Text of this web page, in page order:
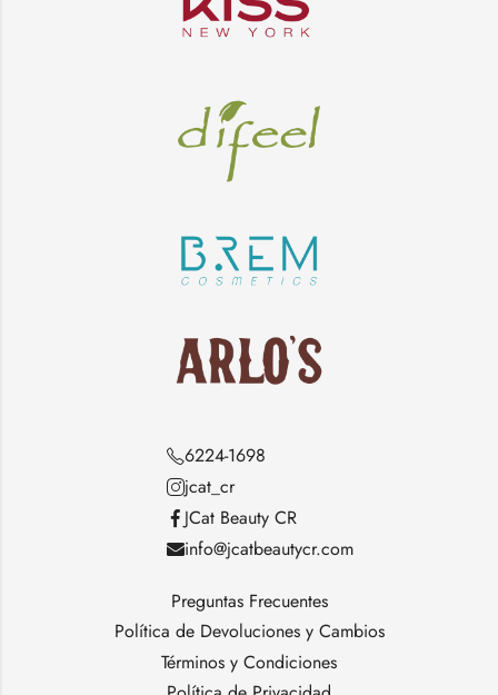
6224-1698
jcat_cr
JCat Beauty CR
info@jcatbeautycr.com
Preguntas Frecuentes
Política de Devoluciones y Cambios
Términos y Condiciones